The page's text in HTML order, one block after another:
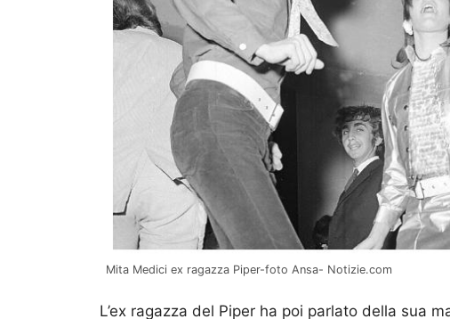
Mita Medici ex ragazza Piper-foto Ansa- Notizie.com
L’ex ragazza del Piper ha poi parlato della sua